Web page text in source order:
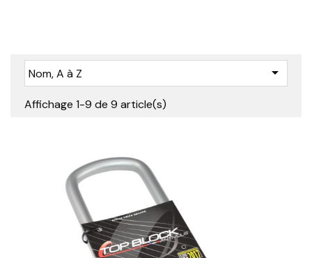
Nom, A à Z 
Affichage 1-9 de 9 article(s)